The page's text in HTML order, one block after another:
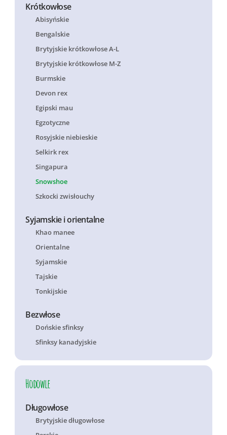
Krótkowłose
Abisyńskie
Bengalskie
Brytyjskie krótkowłose A-L
Brytyjskie krótkowłose M-Z
Burmskie
Devon rex
Egipski mau
Egzotyczne
Rosyjskie niebieskie
Selkirk rex
Singapura
Snowshoe
Szkocki zwisłouchy
Syjamskie i orientalne
Khao manee
Orientalne
Syjamskie
Tajskie
Tonkijskie
Bezwłose
Dońskie sfinksy
Sfinksy kanadyjskie
Hodowle
Długowłose
Brytyjskie długowłose